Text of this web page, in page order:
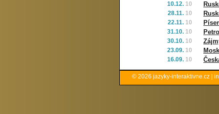
10.12. 10
28.11. 10
22.11. 10
31.10. 10
30.10. 10
23.09. 10
16.09. 10
© 2026 jazyky-interaktivne.cz